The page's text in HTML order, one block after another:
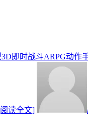
即时战斗ARPG动
读全文]